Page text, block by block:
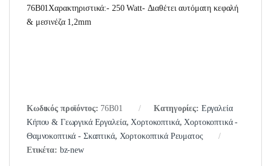
76B01Χαρακτηριστικά:- 250 Watt- Διαθέτει αυτόματη κεφαλή
& μεσινέζα 1,2mm
Κωδικός προϊόντος: 76B01 Κατηγορίες: Εργαλεία
Κήπου & Γεωργικά Εργαλεία,Χορτοκοπτικά,Χορτοκοπτικά -
Θαμνοκοπτικά - Σκαπτικά, Χορτοκοπτικά Ρευματος
Ετικέτα: bz-new